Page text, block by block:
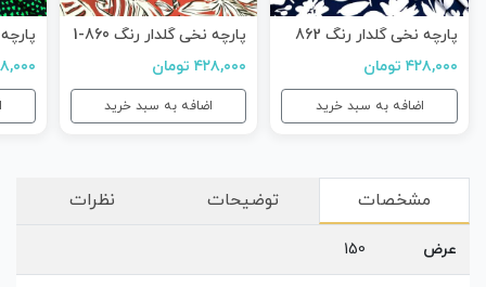
پارچه نخی گلدار رنگ 862
۴۲۸,۰۰۰ تومان
اضافه به سبد خرید
پارچه نخی گلدار رنگ 860-1
۴۲۸,۰۰۰ تومان
اضافه به سبد خرید
۴۲۸,۰۰۰
مشخصات توضیحات نظرات
عرض 150